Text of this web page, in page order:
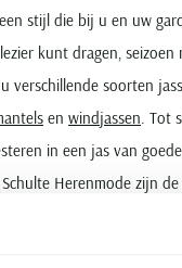
stijl die bij u en uw
kunt dragen, seizoen
verschillende soorten
en windjassen. Tot
in een jas van
Herenmode zijn
materialen en